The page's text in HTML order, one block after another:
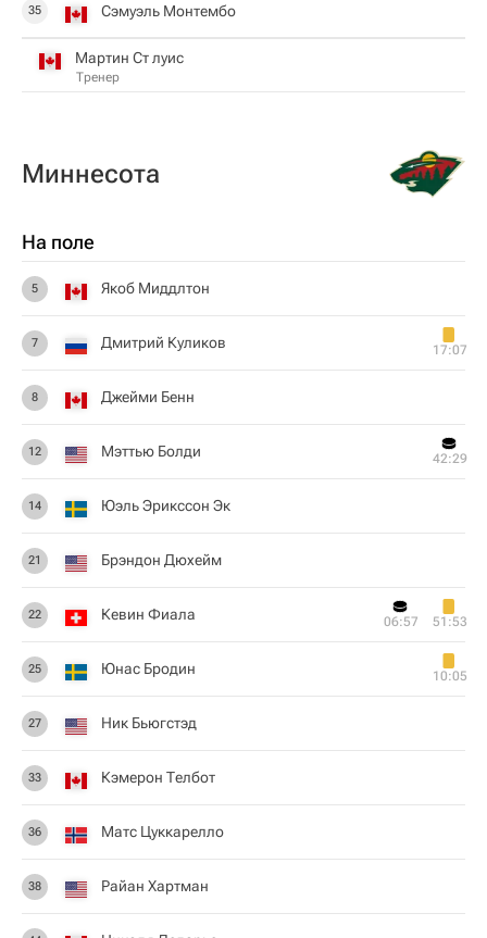
35 Сэмуэль Монтембо
Мартин Ст луис
Тренер
Миннесота
На поле
5 Якоб Миддлтон
7 Дмитрий Куликов 17:07
8 Джейми Бенн
12 Мэттью Болди 42:29
14 Юэль Эрикссон Эк
21 Брэндон Дюхейм
22 Кевин Фиала 06:57 51:53
25 Юнас Бродин 10:05
27 Ник Бьюгстэд
33 Кэмерон Телбот
36 Матс Цуккарелло
38 Райан Хартман